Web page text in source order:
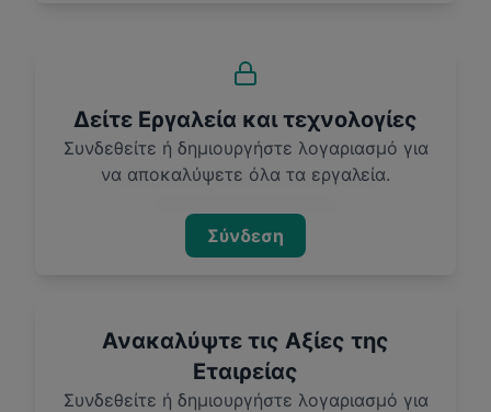
Δείτε Εργαλεία και τεχνολογίες
Συνδεθείτε ή δημιουργήστε λογαριασμό για
να αποκαλύψετε όλα τα εργαλεία.
Σύνδεση
Ανακαλύψτε τις Αξίες της
Εταιρείας
Συνδεθείτε ή δημιουργήστε λογαριασμό για